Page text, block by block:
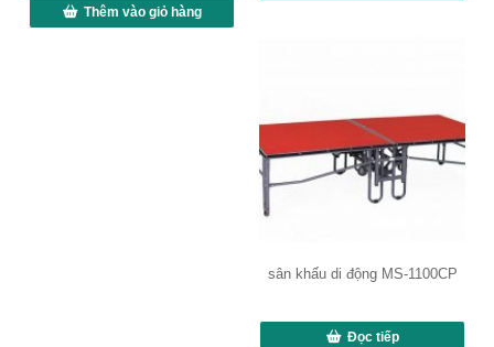
Thêm vào giỏ hàng
sân khấu di động MS-1100CP
Đọc tiếp